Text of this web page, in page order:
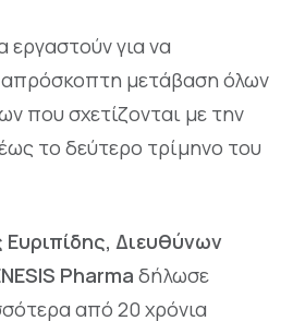
εργαστούν για να
μετάβαση όλων
που σχετίζονται με την
το δεύτερο τρίμηνο του
Διευθύνων
Pharma δήλωσε
από 20 χρόνια